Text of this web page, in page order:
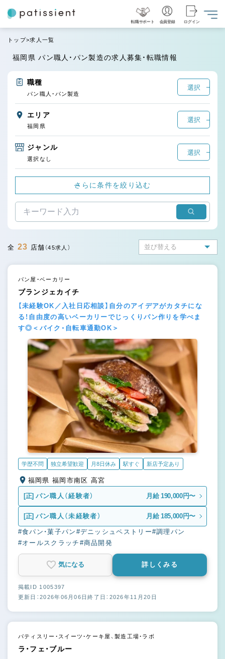
転職サポート 会員登録 ログイン
トップ 求人一覧
福岡県 パン職人・パン製造の求人募集・転職情報
職種
選択
パン職人・パン製造
エリア
選択
福岡県
ジャンル
選択
選択なし
さらに条件を絞り込む
全 23 店舗 （45求人）
パン屋・ベーカリー
ブランジェカイチ
【未経験OK／入社日応相談】自分のアイデアがカタチにな
る！自由度の高いベーカリーでじっくりパン作りを学べま
す◎＜バイク・自転車通勤OK＞
学歴不問 独立希望歓迎 月8日休み 駅すぐ 新店予定あり
福岡県 福岡市南区 高宮
[正] パン職人（経験者） 月給 190,000円〜
[正] パン職人（未経験者） 月給 185,000円〜
#食パン・菓子パン #デニッシュペストリー#調理パン
#オールスクラッチ #商品開発
気になる 詳しくみる
掲載ID 1005397
更新日：2026年06月06日終了日：2026年11月20日
パティスリー・スイーツ・ケーキ屋、製造工場・ラボ
ラ・フェ・ブルー